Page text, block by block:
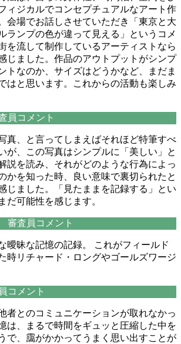
ィジカルでコンセプチュアルなアート作
会場でお話しさせていただき「東京と大
ランプの色が違って見える」というコメ
を流して制作しているアーティストなら
じました。作品のアウトプットがシンプ
トなのか、サイズはどうかなど、まだま
はと思います。これからの活動も楽しみ
員コメント
真、と言ってしまえばそれほど特筆すべ
が、この写真はシンプルに「美しい」と
説を読み、それがどのような行為によっ
かを知った時、良い意味で裏切られたと
じました。「見たままを記録する」とい
だ可能性を感じます。
審査員コメント
曖昧な記憶の記録。 これがフィールド
時リチャード・ロングやゴールズワージ
コメント
者とのコミュニケーションが取れなかっ
は、まるで時間をギュッと圧縮した中を
で、靄がかかってうまく思い出すことが